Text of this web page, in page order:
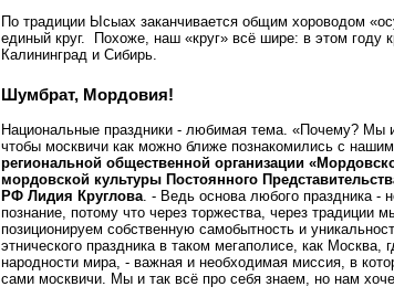
По традиции Ысыах заканчивается общим хороводом
единый круг. Похоже, наш «круг» всё шире: в этом году
Калининград и Сибирь.
Шумбрат, Мордовия!
Национальные праздники - любимая тема. «Почему? Мы
чтобы москвичи как можно ближе познакомились с
региональной общественной организации
мордовской культуры Постоянного
РФ Лидия Круглова. - Ведь основа любого праздника -
познание, потому что через торжества, через традиции
позиционируем собственную самобытность и
этнического праздника в таком мегаполисе, как Москва,
народности мира, - важная и необходимая миссия, в
сами москвичи. Мы и так всё про себя знаем, но нам